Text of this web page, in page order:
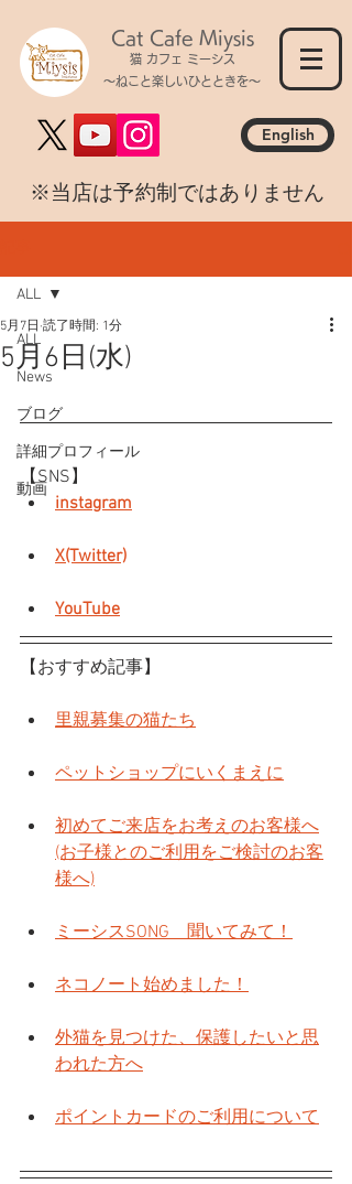
Cat Cafe Miysis
猫 カフェ ミーシス
～ねこと楽しいひとときを～
English
​※当店は予約制ではありません
ALL
News
ブログ
詳細プロフィール
動画
ALL
5月6日(水)
5月7日 読了時間: 1分
【SNS】
instagram
X(Twitter)
YouTube
【おすすめ記事】
里親募集の猫たち
ペットショップにいくまえに
初めてご来店をお考えのお客様へ
(お子様とのご利用をご検討のお客
様へ)
ミーシスSONG　聞いてみて！
ネコノート始めました！
外猫を見つけた、保護したいと思
われた方へ
ポイントカードのご利用について